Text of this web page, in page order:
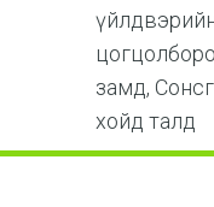
замд,
хойд талд